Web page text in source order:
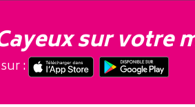
sur votre
: